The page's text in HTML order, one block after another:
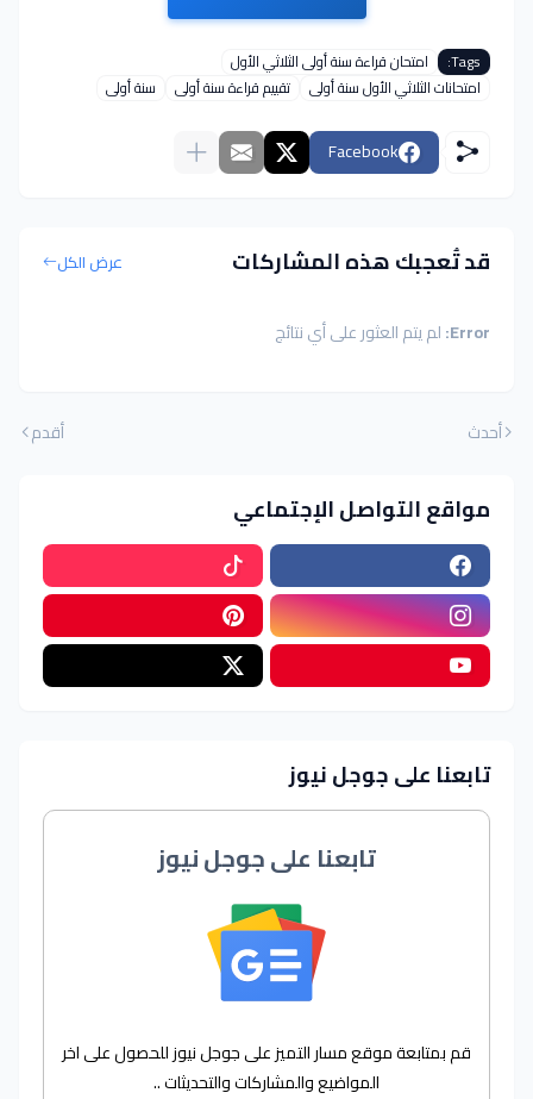
Tags:
امتحان قراءة سنة أولى الثلاثي الأول
امتحانات الثلاثي الأول سنة أولى
تقييم قراءة سنة أولى سنة أولى
Facebook
قد تُعجبك هذه المشاركات عرض الكل
Error: لم يتم العثور على أي نتائج
أحدث أقدم
مواقع التواصل الإجتماعي
تابعنا على جوجل نيوز
تابعنا على جوجل نيوز
قم بمتابعة موقع مسار التميز على جوجل نيوز للحصول على اخر
المواضيع والمشاركات والتحديثات ..